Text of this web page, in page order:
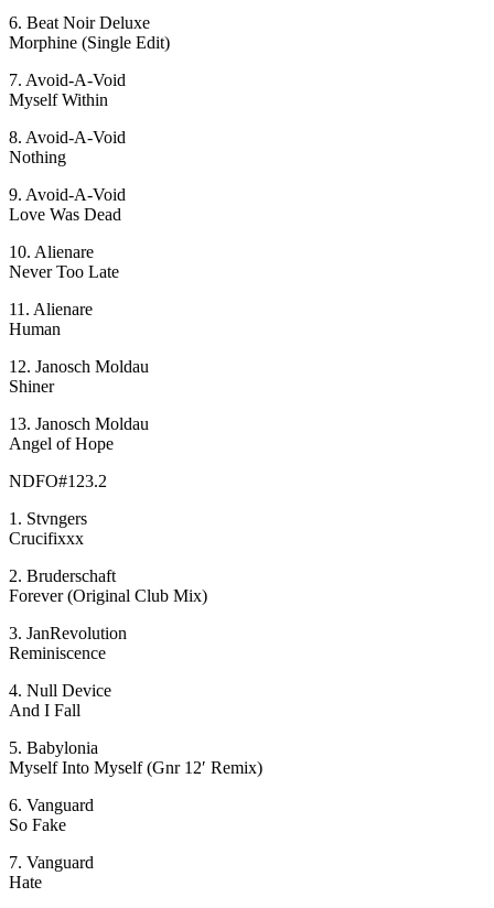
6. Beat Noir Deluxe
Morphine (Single Edit)
7. Avoid-A-Void
Myself Within
8. Avoid-A-Void
Nothing
9. Avoid-A-Void
Love Was Dead
10. Alienare
Never Too Late
11. Alienare
Human
12. Janosch Moldau
Shiner
13. Janosch Moldau
Angel of Hope
NDFO#123.2
1. Stvngers
Crucifixxx
2. Bruderschaft
Forever (Original Club Mix)
3. JanRevolution
Reminiscence
4. Null Device
And I Fall
5. Babylonia
Myself Into Myself (Gnr 12′ Remix)
6. Vanguard
So Fake
7. Vanguard
Hate